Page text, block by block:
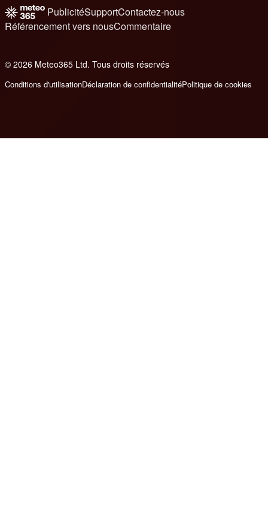
PublicitéSupportContactez-nous
Référencement vers nousCommentaire
© 2026 Meteo365 Ltd. Tous droits réservés
Conditions d'utilisationDéclaration de confidentialitéPolitique de cookies